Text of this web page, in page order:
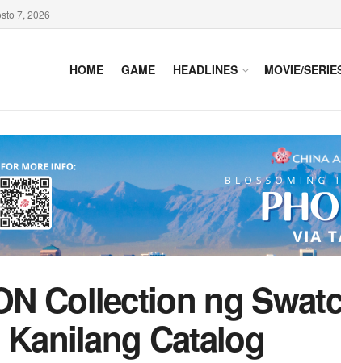
7, 2026
HOME GAME HEADLINES MOVIE/
Collection ng
Catalog